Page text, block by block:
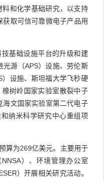
料和化学基础研究，以支持
取可信可靠微电子产品用
基础设施平台的升级和建
光源（APS）设施、劳伦斯
）设施、斯坦福大学飞秒硬
橡树岭国家实验室散裂中子
海文国家实验室第二代电子
和纳米科学研究中心重组项
算为269亿美元。 主要用于
NNSA）、环境管理办公室
）开展相关研究活动。